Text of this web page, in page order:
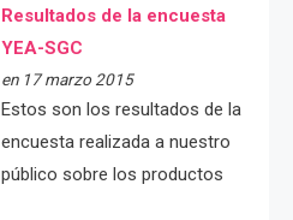
Resultados de la encuesta
YEA-SGC
en 17 marzo 2015
Estos son los resultados de la
encuesta realizada a nuestro
público sobre los productos